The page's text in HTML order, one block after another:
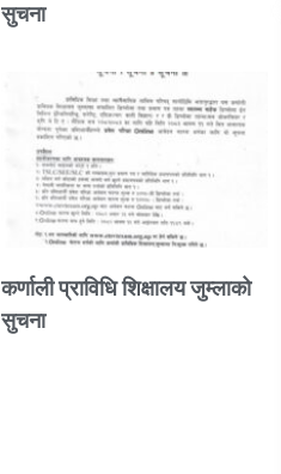
सुचना
कर्णाली प्राविधि शिक्षालय जुम्लाको
सुचना